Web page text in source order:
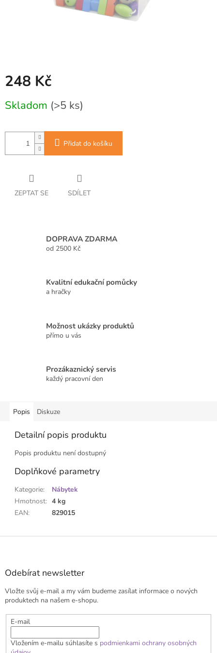
248 Kč
cena:
Skladom (>5 ks)
Přidat do košíku
ZEPTAT SE SDÍLET
DOPRAVA ZDARMA
od 2500 Kč
Kvalitní edukační pomůcky
a hračky
Možnost ukázky produktů
přímo u vás
Prozákaznický servis
každý pracovní den
Popis Diskuze
Detailní popis produktu
Popis produktu není dostupný
Doplňkové parametry
Kategorie:
Nábytek
Hmotnost: 4 kg
EAN: 829015
Z
Odebírat newsletter
Vložte svůj e-mail a my vám budeme zasílat informace o nových
produktech na našem e-shopu.
E-mail
Vložením e-mailu súhlasíte s podmienkami ochrany osobných